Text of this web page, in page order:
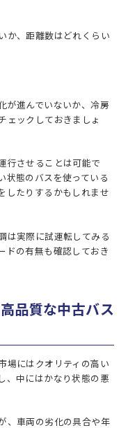
か、距離数はどれくらい
が進んでいないか、冷房
ェックしておきましょ
行させることは可能で
状態のバスを使っている
したりするかもしれませ
は実際に試運転してみる
ドの有無も確認しておき
品質な中古バス
場にはクオリティの高い
、中にはかなり状態の悪
、車両の劣化の具合や年